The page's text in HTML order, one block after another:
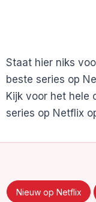
Staat hier niks
beste series op
Kijk voor het hele
series op Netflix
Nieuw op Netflix